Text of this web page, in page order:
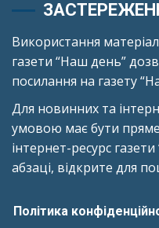
Використання
газети “Наш день”
посилання на газету
Для новинних та
умовою має бути
інтернет-ресурс
абзаці, відкрите для
Політика